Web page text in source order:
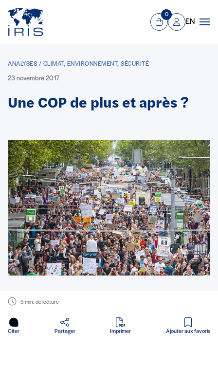
Aller au contenu principal
Panier
0
Mon compte
EN
ANALYSES / CLIMAT, ENVIRONNEMENT, SÉCURITÉ
23 novembre 2017
Une COP de plus et après ?
5 min. de lecture
Citer Partager Imprimer
en PDF
Ajouter aux favoris